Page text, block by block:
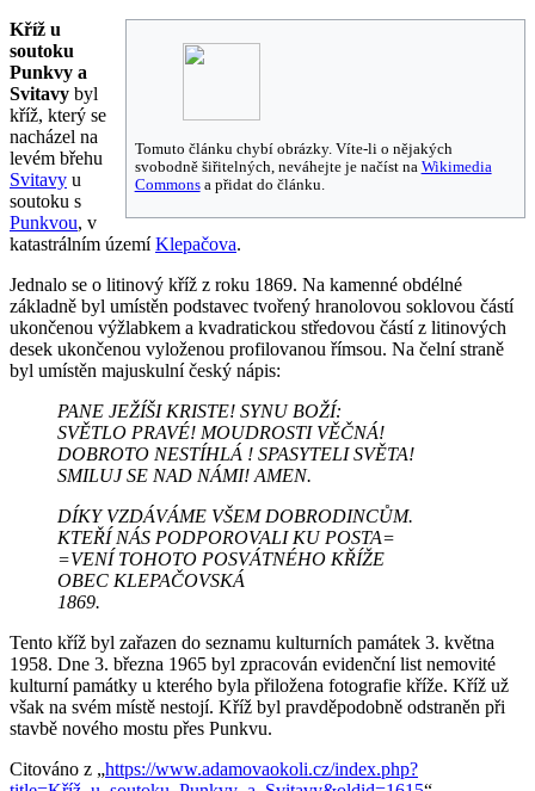
Tomuto článku chybí obrázky. Víte-li o nějakých
svobodně šiřitelných, neváhejte je načíst na Wikimedia
Commonsa přidat do článku.
Kříž u
soutoku
Punkvy a
Svitavy byl
kříž, který se
nacházel na
levém břehu
Svitavy u
soutoku s
Punkvou, v
katastrálním územíKlepačova.
Jednalo se o litinový kříž z roku 1869. Na kamenné obdélné
základně byl umístěn podstavec tvořený hranolovou soklovou částí
ukončenou výžlabkem a kvadratickou středovou částí z litinových
desek ukončenou vyloženou profilovanou římsou. Na čelní straně
byl umístěn majuskulní český nápis:
PANE JEŽÍŠI KRISTE! SYNU BOŽÍ:
SVĚTLO PRAVÉ! MOUDROSTI VĚČNÁ!
DOBROTO NESTÍHLÁ ! SPASYTELI SVĚTA!
SMILUJ SE NAD NÁMI! AMEN.
DÍKY VZDÁVÁME VŠEM DOBRODINCŮM.
KTEŘÍ NÁS PODPOROVALI KU POSTA=
=VENÍ TOHOTO POSVÁTNÉHO KŘÍŽE
OBEC KLEPAČOVSKÁ
1869.
Tento kříž byl zařazen do seznamu kulturních památek 3. května
1958. Dne 3. března 1965 byl zpracován evidenční list nemovité
kulturní památky u kterého byla přiložena fotografie kříže. Kříž už
však na svém místě nestojí. Kříž byl pravděpodobně odstraněn při
stavbě nového mostu přes Punkvu.
Citováno z „https://www.adamovaokoli.cz/index.php?